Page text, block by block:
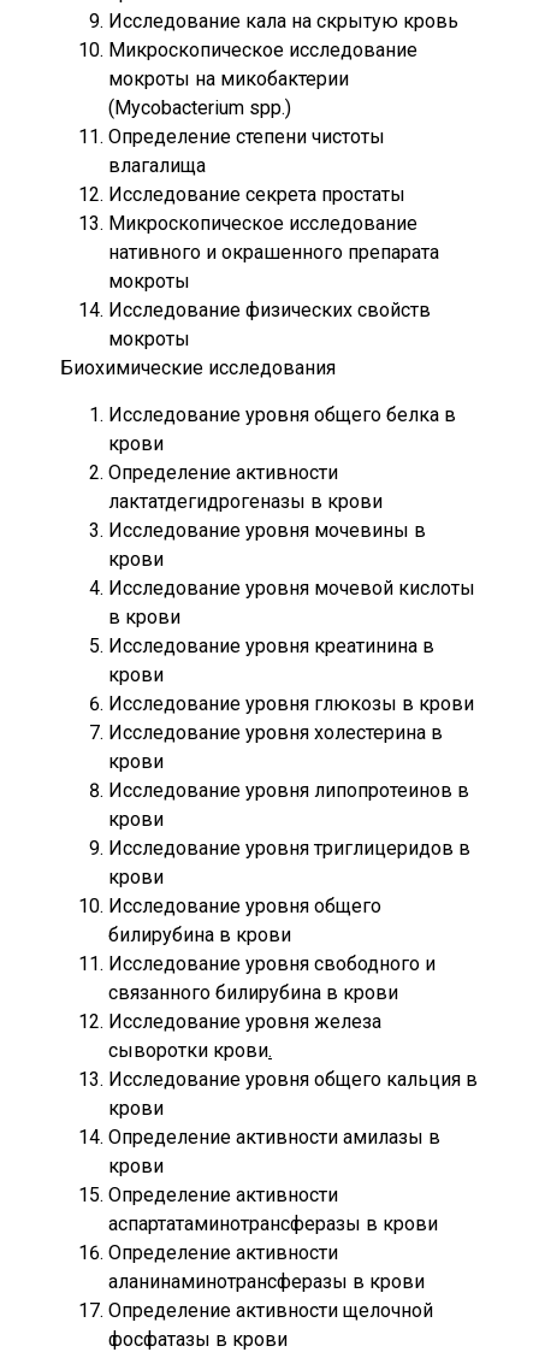
Исследование кала на скрытую кровь
Микроскопическое исследование
мокроты на микобактерии
(Mycobacterium spp.)
Определение степени чистоты
влагалища
Исследование секрета простаты
Микроскопическое исследование
нативного и окрашенного препарата
мокроты
Исследование физических свойств
мокроты
Биохимические исследования
Исследование уровня общего белка в
крови
Определение активности
лактатдегидрогеназы в крови
Исследование уровня мочевины в
крови
Исследование уровня мочевой кислоты
в крови
Исследование уровня креатинина в
крови
Исследование уровня глюкозы в крови
Исследование уровня холестерина в
крови
Исследование уровня липопротеинов в
крови
Исследование уровня триглицеридов в
крови
Исследование уровня общего
билирубина в крови
Исследование уровня свободного и
связанного билирубина в крови
Исследование уровня железа
сыворотки крови.
Исследование уровня общего кальция в
крови
Определение активности амилазы в
крови
Определение активности
аспартатаминотрансферазы в крови
Определение активности
аланинаминотрансферазы в крови
Определение активности щелочной
фосфатазы в крови